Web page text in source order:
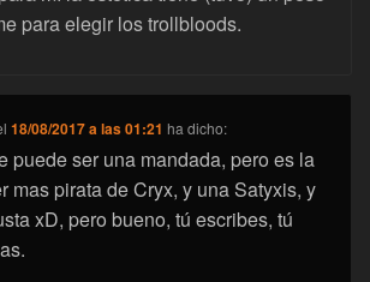
para elegir los trollbloods.
18/08/2017 a las 01:21 ha dicho:
puede ser una mandada, pero es la
mas pirata de Cryx, y una Satyxis, y
xD, pero bueno, tú escribes, tú